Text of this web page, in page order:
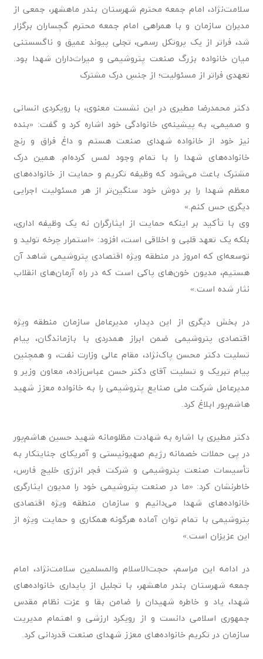
سلامت‌نژاد، امام جمعه محترم شهرستان بندر ماهشهر، جمعی از
مدیران سازمان و با همراهی امام جمعه محترم گچساران برگزار
شد، فراتر از یک پروتکل رسمی، تجلی پیوند عمیق و ناگسستنی
میان خانواده بزرگ صنعت پتروشیمی و میراث‌داران شهدا بود.
تعهدی فراتر از مسئولیت؛ از جنسِ درک مشترک
دکتر محمدرضا مطیری در این نشست معنوی، با رویکردی انسانی
و صمیمی، به پیشینه‌ی خانوادگی خود اشاره کرد و گفت: «بنده
نیز خود از خانواده شهدای صنعت هستم و داغ فراق و رنج
خانواده‌های شهدا را با تمام وجود لمس کرده‌ام. همین درک
مشترک باعث می‌شود که وظیفه تکریم و حمایت از خانواده‌های
معظم شهدا را بر دوش خود سنگین‌تر از هر مسئولیت اجرایی
دیگری حس کنم.»
وی با تأکید بر اینکه حمایت از ایثارگران نه یک وظیفه اداری،
بلکه یک تعهد قلبی و اخلاقی است، افزود: «استمرار چرخه تولید و
توسعه‌ای که امروز در منطقه ویژه اقتصادی پتروشیمی شاهد آن
هستیم، مدیون خون‌های پاکی است که در راه آرمان‌های انقلاب
نثار شده است.»
در بخش دیگری از این دیدار، مدیرعامل سازمان منطقه ویژه
اقتصادی پتروشیمی ضمن ابراز همدردی با بازماندگان، پیام
تسلیت دکتر محسن پاک‌نژاد، مقام عالی وزارت نفت، و همچنین
پیام تبریک و تسلیت آقای دکتر حسن عباس‌زاده، معاون وزیر و
مدیرعامل شرکت ملی صنایع پتروشیمی را به خانواده معزز شهید
هاشم‌پور ابلاغ کرد.
دکتر مطیری با اشاره به شهادت مظلومانه شهید حسین هاشم‌پور
در پی حملات خصمانه رژیم صهیونیستی و آمریکای جنایتکار به
تأسیسات صنعت پتروشیمی و شرکت فجر انرژی خلیج فارس،
خاطرنشان کرد: «ما در صنعت پتروشیمی خود را مدیون ایثارگری
خانواده‌های شهدا می‌دانیم و سازمان منطقه ویژه اقتصادی
پتروشیمی با تمام توان آماده هرگونه همکاری و حمایت ویژه از
این عزیزان است.»
در ادامه این مراسم، حجت‌الاسلام والمسلمین سلامت‌نژاد، امام
جمعه شهرستان بندر ماهشهر، با تجلیل از پایداری خانواده‌های
شهدا، یاد و خاطره شهیدان را ضامن بقا و عزت نظام مقدس
جمهوری اسلامی دانست و از رویکرد ارزشی و اهتمام مدیریت
سازمان در تکریم خانواده‌های معزز شهدای صنعت قدردانی کرد.